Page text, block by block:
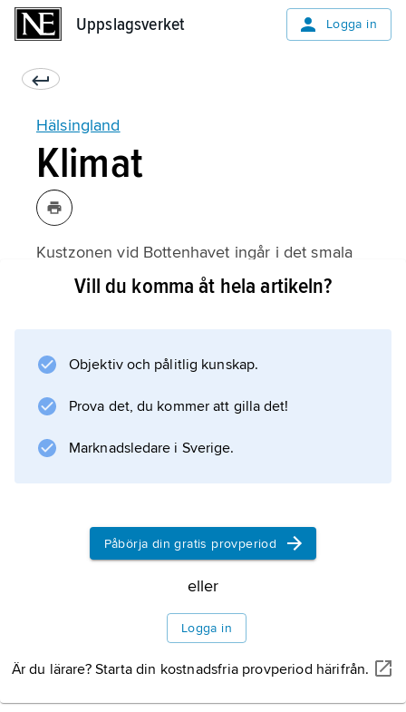
Uppslagsverket Logga in
Hälsingland
Klimat
Kustzonen vid Bottenhavet ingår i det smala
band med lokalmaritimt klimat som sträcker
längst i väster, medan det i juli är 14–15 °C i
hela landskapet.
Vill du komma åt hela artikeln?
Objektiv och pålitlig kunskap.
Prova det, du kommer att gilla det!
Marknadsledare i Sverige.
Påbörja din gratis provperiod
eller
Logga in
Är du lärare? Starta din kostnadsfria provperiod härifrån.